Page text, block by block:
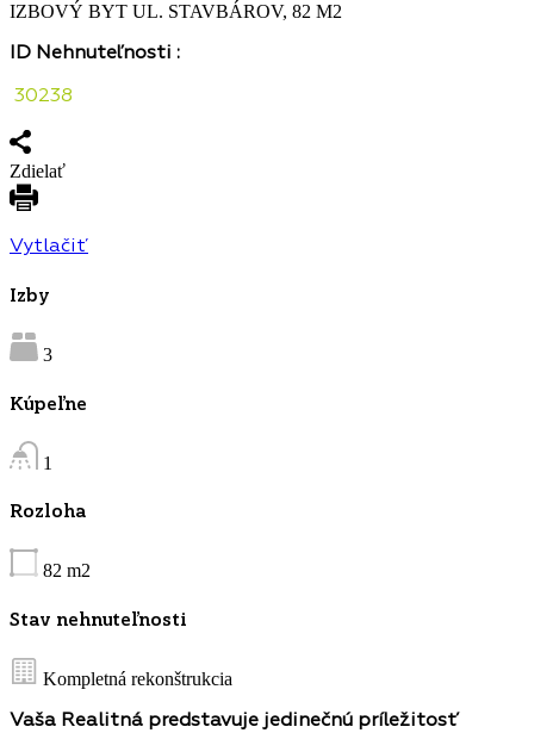
ID Nehnuteľnosti :
30238
Zdielať
Vytlačiť
Izby
3
Kúpeľne
1
Rozloha
82 m2
Stav nehnuteľnosti
Kompletná rekonštrukcia
Vaša Realitná predstavuje jedinečnú príležitosť